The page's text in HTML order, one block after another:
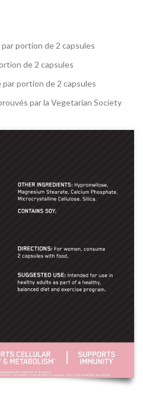
portion de 2 capsules
de 2 capsules
portion de 2 capsules
par la Vegetarian Society